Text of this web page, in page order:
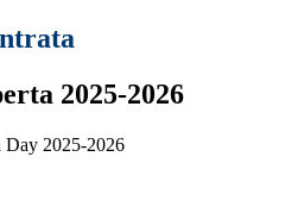
2025-2026